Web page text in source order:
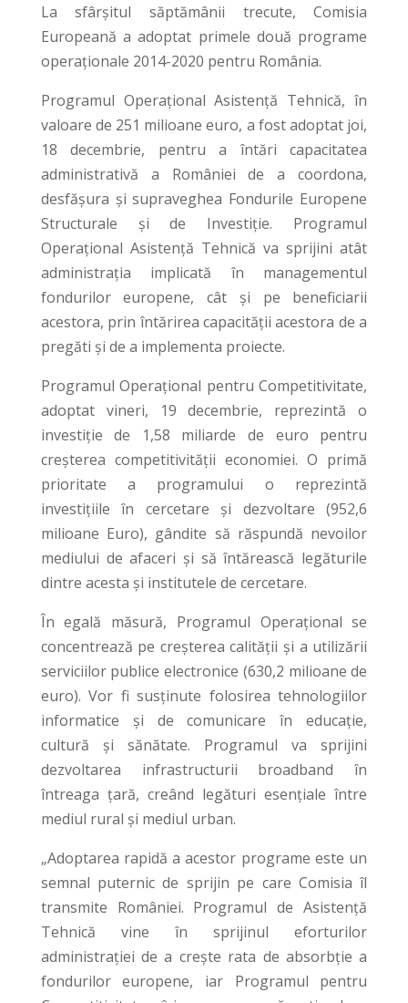
La sfârșitul săptămânii trecute, Comisia
Europeană a adoptat primele două programe
operaționale 2014-2020 pentru România.
Programul Operațional Asistență Tehnică, în
valoare de 251 milioane euro, a fost adoptat joi,
18 decembrie, pentru a întări capacitatea
administrativă a României de a coordona,
desfășura și supraveghea Fondurile Europene
Structurale și de Investiție. Programul
Operaţional Asistență Tehnică va sprijini atât
administrația implicată în managementul
fondurilor europene, cât și pe beneficiarii
acestora, prin întărirea capacității acestora de a
pregăti și de a implementa proiecte.
Programul Operațional pentru Competitivitate,
adoptat vineri, 19 decembrie, reprezintă o
investiție de 1,58 miliarde de euro pentru
creşterea competitivităţii economiei. O primă
prioritate a programului o reprezintă
investiţiile în cercetare și dezvoltare (952,6
milioane Euro), gândite să răspundă nevoilor
mediului de afaceri şi să întărească legăturile
dintre acesta şi institutele de cercetare.
În egală măsură, Programul Operațional se
concentrează pe creșterea calității și a utilizării
serviciilor publice electronice (630,2 milioane de
euro). Vor fi susținute folosirea tehnologiilor
informatice și de comunicare în educație,
cultură și sănătate. Programul va sprijini
dezvoltarea infrastructurii broadband în
întreaga țară, creând legături esențiale între
mediul rural și mediul urban.
„Adoptarea rapidă a acestor programe este un
semnal puternic de sprijin pe care Comisia îl
transmite României. Programul de Asistenţă
Tehnică vine în sprijinul eforturilor
administraţiei de a creşte rata de absorbţie a
fondurilor europene, iar Programul pentru